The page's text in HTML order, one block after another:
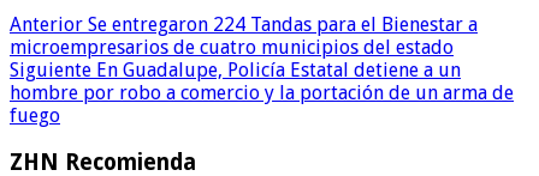
Anterior Se entregaron 224 Tandas para el Bienestar a
microempresarios de cuatro municipios del estado
Siguiente En Guadalupe, Policía Estatal detiene a un
hombre por robo a comercio y la portación de un arma de
fuego
ZHN Recomienda